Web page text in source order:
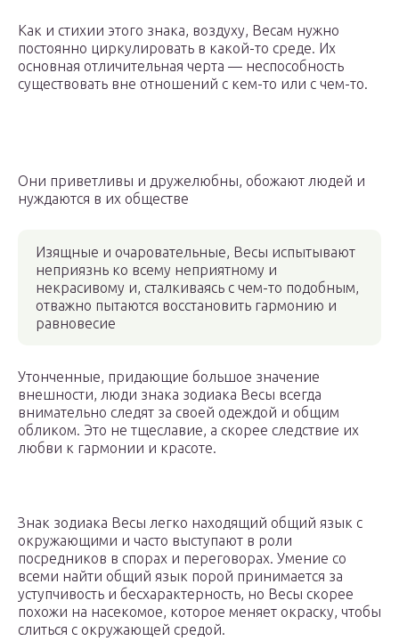
Как и стихии этого знака, воздуху, Весам нужно
постоянно циркулировать в какой-то среде. Их
основная отличительная черта — неспособность
существовать вне отношений с кем-то или с чем-то.
Они приветливы и дружелюбны, обожают людей и
нуждаются в их обществе
Изящные и очаровательные, Весы испытывают
неприязнь ко всему неприятному и
некрасивому и, сталкиваясь с чем-то подобным,
отважно пытаются восстановить гармонию и
равновесие
Утонченные, придающие большое значение
внешности, люди знака зодиака Весы всегда
внимательно следят за своей одеждой и общим
обликом. Это не тщеславие, а скорее следствие их
любви к гармонии и красоте.
Знак зодиака Весы легко находящий общий язык с
окружающими и часто выступают в роли
посредников в спорах и переговорах. Умение со
всеми найти общий язык порой принимается за
уступчивость и бесхарактерность, но Весы скорее
похожи на насекомое, которое меняет окраску, чтобы
слиться с окружающей средой.